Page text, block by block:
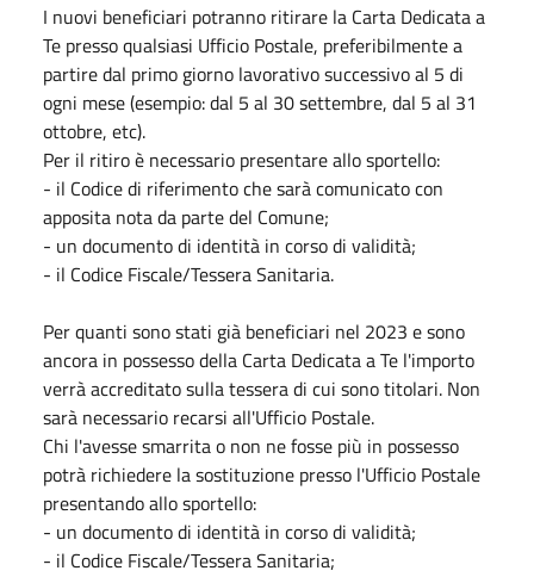
I nuovi beneficiari potranno ritirare la Carta Dedicata a
Te presso qualsiasi Ufficio Postale, preferibilmente a
partire dal primo giorno lavorativo successivo al 5 di
ogni mese (esempio: dal 5 al 30 settembre, dal 5 al 31
ottobre, etc).
Per il ritiro è necessario presentare allo sportello:
- il Codice di riferimento che sarà comunicato con
apposita nota da parte del Comune;
- un documento di identità in corso di validità;
- il Codice Fiscale/Tessera Sanitaria.
Per quanti sono stati già beneficiari nel 2023 e sono
ancora in possesso della Carta Dedicata a Te l'importo
verrà accreditato sulla tessera di cui sono titolari. Non
sarà necessario recarsi all'Ufficio Postale.
Chi l'avesse smarrita o non ne fosse più in possesso
potrà richiedere la sostituzione presso l'Ufficio Postale
presentando allo sportello:
- un documento di identità in corso di validità;
- il Codice Fiscale/Tessera Sanitaria;